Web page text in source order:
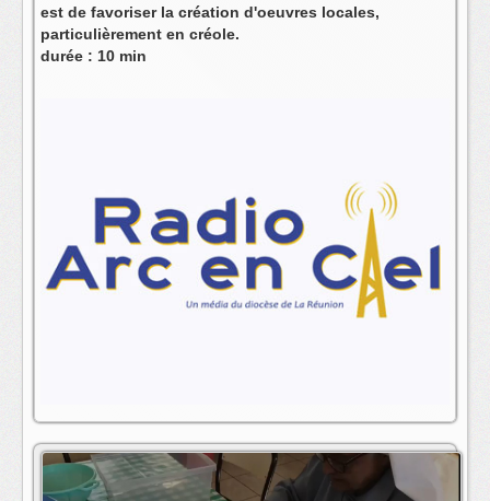
est de favoriser la création d'oeuvres locales,
particulièrement en créole.
durée : 10 min
animateur(s) : Ass. Inn ti manzé
contact:contact@radioarcenciel.re